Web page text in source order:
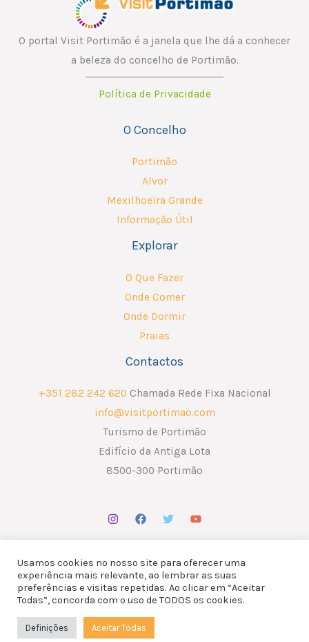
O portal Visit Portimão é a janela que lhe dá a conhecer
a beleza do concelho de Portimão.
Política de Privacidade
O Concelho
Portimão
Alvor
Mexilhoeira Grande
Informação Útil
Explorar
O Que Fazer
Onde Comer
Onde Dormir
Praias
Contactos
+351 282 242 620 Chamada Rede Fixa Nacional
info@visitportimao.com
Turismo de Portimão
Edifício da Antiga Lota
8500-300 Portimão
Copyright © 2026 ATP - Associação Turismo de Portimão.
Design por
Usamos cookies no nosso site para oferecer uma
experiência mais relevante, ao lembrar as suas
preferências e visitas repetidas. Ao clicar em “Aceitar
Todas”, concorda com o uso de TODOS os cookies.
Definições Aceitar Todas